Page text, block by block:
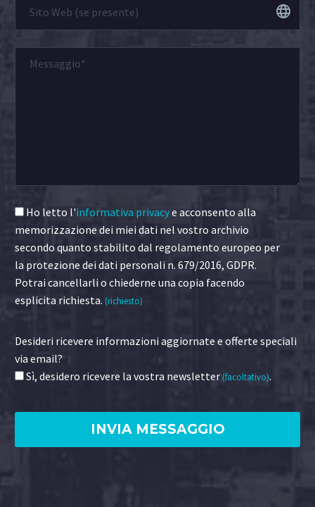
Ho letto l'informativa privacye acconsento alla
memorizzazione dei miei dati nel vostro archivio
secondo quanto stabilito dal regolamento europeo per
la protezione dei dati personali n. 679/2016, GDPR.
Potrai cancellarli o chiederne una copia facendo
esplicita richiesta. (richiesto)
Desideri ricevere informazioni aggiornate e offerte speciali
via email?
Sì, desidero ricevere la vostra newsletter(facoltativo).